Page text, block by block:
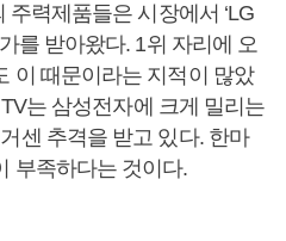
력제품들은 시장에서 ‘LG
를 받아왔다. 1위 자리에 오
이 때문이라는 지적이 많았
는 삼성전자에 크게 밀리는
센 추격을 받고 있다. 한마
부족하다는 것이다.